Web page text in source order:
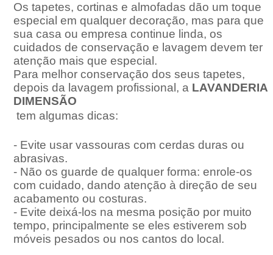
Os tapetes, cortinas e almofadas dão um toque
especial em qualquer decoração, mas para que
sua casa ou empresa continue linda, os
cuidados de conservação e lavagem devem ter
atenção mais que especial.
Para melhor conservação dos seus tapetes,
depois da lavagem profissional, a LAVANDERIA
DIMENSÃO
tem algumas dicas:
- Evite usar vassouras com cerdas duras ou
abrasivas.
- Não os guarde de qualquer forma: enrole-os
com cuidado, dando atenção à direção de seu
acabamento ou costuras.
- Evite deixá-los na mesma posição por muito
tempo, principalmente se eles estiverem sob
móveis pesados ou nos cantos do local.